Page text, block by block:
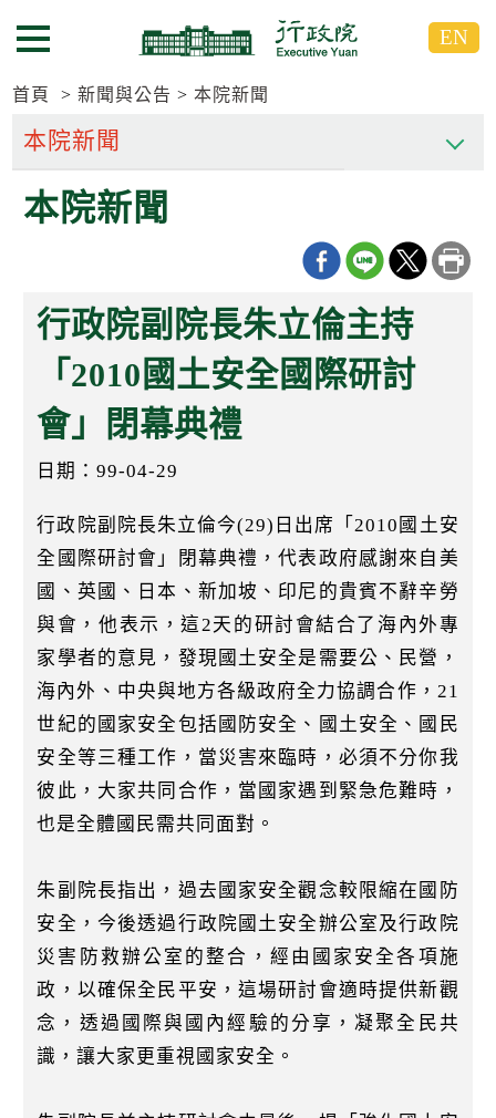
到
要
區
到
要
區
選單按鈕 EN
首頁 新聞與公告 本院新聞
本院新聞
行政院副院長朱立倫主持
「2010國土安全國際研討
會」閉幕典禮
日期：99-04-29
行政院副院長朱立倫今(29)日出席「2010國土安
全國際研討會」閉幕典禮，代表政府感謝來自美
國、英國、日本、新加坡、印尼的貴賓不辭辛勞
與會，他表示，這2天的研討會結合了海內外專
家學者的意見，發現國土安全是需要公、民營，
海內外、中央與地方各級政府全力協調合作，21
世紀的國家安全包括國防安全、國土安全、國民
安全等三種工作，當災害來臨時，必須不分你我
彼此，大家共同合作，當國家遇到緊急危難時，
也是全體國民需共同面對。
朱副院長指出，過去國家安全觀念較限縮在國防
安全，今後透過行政院國土安全辦公室及行政院
災害防救辦公室的整合，經由國家安全各項施
政，以確保全民平安，這場研討會適時提供新觀
念，透過國際與國內經驗的分享，凝聚全民共
識，讓大家更重視國家安全。